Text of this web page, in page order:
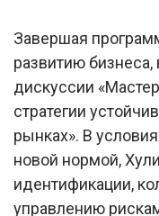
Завершая
развитию бизнеса,
дискуссии
стратегии
рынках». В
новой нормой,
идентификации,
управлению